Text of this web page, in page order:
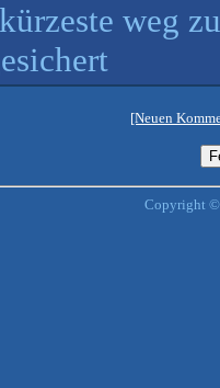
weg
[Neuen
Copyright ©